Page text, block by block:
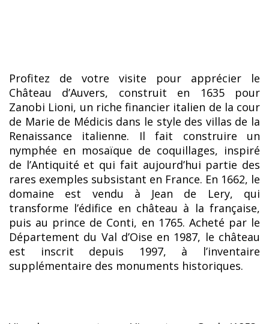
Profitez de votre visite pour apprécier le
Château d’Auvers, construit en 1635 pour
Zanobi Lioni, un riche financier italien de la cour
de Marie de Médicis dans le style des villas de la
Renaissance italienne. Il fait construire un
nymphée en mosaïque de coquillages, inspiré
de l’Antiquité et qui fait aujourd’hui partie des
rares exemples subsistant en France. En 1662, le
domaine est vendu à Jean de Lery, qui
transforme l’édifice en château à la française,
puis au prince de Conti, en 1765. Acheté par le
Département du Val d’Oise en 1987, le château
est inscrit depuis 1997, à l’inventaire
supplémentaire des monuments historiques.